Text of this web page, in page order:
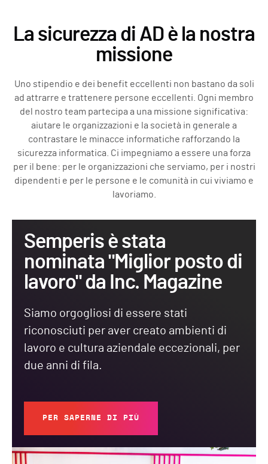
La sicurezza di AD è la nostra
missione
Uno stipendio e dei benefit eccellenti non bastano da soli
ad attrarre e trattenere persone eccellenti. Ogni membro
del nostro team partecipa a una missione significativa:
aiutare le organizzazioni e la società in generale a
contrastare le minacce informatiche rafforzando la
sicurezza informatica. Ci impegniamo a essere una forza
per il bene: per le organizzazioni che serviamo, per i nostri
dipendenti e per le persone e le comunità in cui viviamo e
lavoriamo.
Semperis è stata
nominata "Miglior posto di
lavoro" da Inc. Magazine
Siamo orgogliosi di essere stati
riconosciuti per aver creato ambienti di
lavoro e cultura aziendale eccezionali, per
due anni di fila.
PER SAPERNE DI PIÙ